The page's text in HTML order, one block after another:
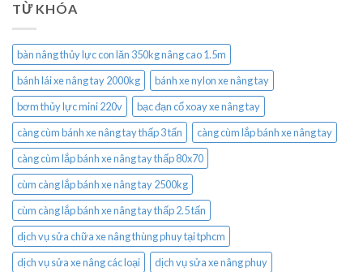
TỪ KHÓA
bàn nâng thủy lực con lăn 350kg nâng cao 1.5m
bánh lái xe nâng tay 2000kg
bánh xe nylon xe nâng tay
bơm thủy lực mini 220v
bạc đạn cổ xoay xe nâng tay
càng cùm bánh xe nâng tay thấp 3 tấn
càng cùm lắp bánh xe nâng tay
càng cùm lắp bánh xe nâng tay thấp 80x70
cùm càng lắp bánh xe nâng tay 2500kg
cùm càng lắp bánh xe nâng tay thấp 2.5 tấn
dịch vụ sửa chữa xe nâng thùng phuy tại tphcm
dịch vụ sửa xe nâng các loại
dịch vụ sửa xe nâng phuy